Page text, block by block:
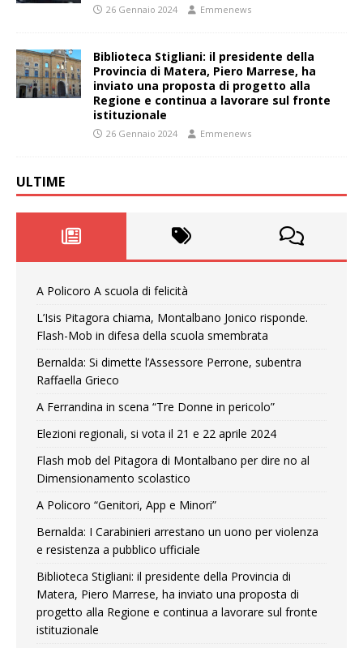
26 Gennaio 2024 Emmenews
Biblioteca Stigliani: il presidente della
Provincia di Matera, Piero Marrese, ha
inviato una proposta di progetto alla
Regione e continua a lavorare sul fronte
istituzionale
26 Gennaio 2024 Emmenews
ULTIME
A Policoro A scuola di felicità
L’Isis Pitagora chiama, Montalbano Jonico risponde.
Flash-Mob in difesa della scuola smembrata
Bernalda: Si dimette l’Assessore Perrone, subentra
Raffaella Grieco
A Ferrandina in scena “Tre Donne in pericolo”
Elezioni regionali, si vota il 21 e 22 aprile 2024
Flash mob del Pitagora di Montalbano per dire no al
Dimensionamento scolastico
A Policoro “Genitori, App e Minori”
Bernalda: I Carabinieri arrestano un uono per violenza
e resistenza a pubblico ufficiale
Biblioteca Stigliani: il presidente della Provincia di
Matera, Piero Marrese, ha inviato una proposta di
progetto alla Regione e continua a lavorare sul fronte
istituzionale